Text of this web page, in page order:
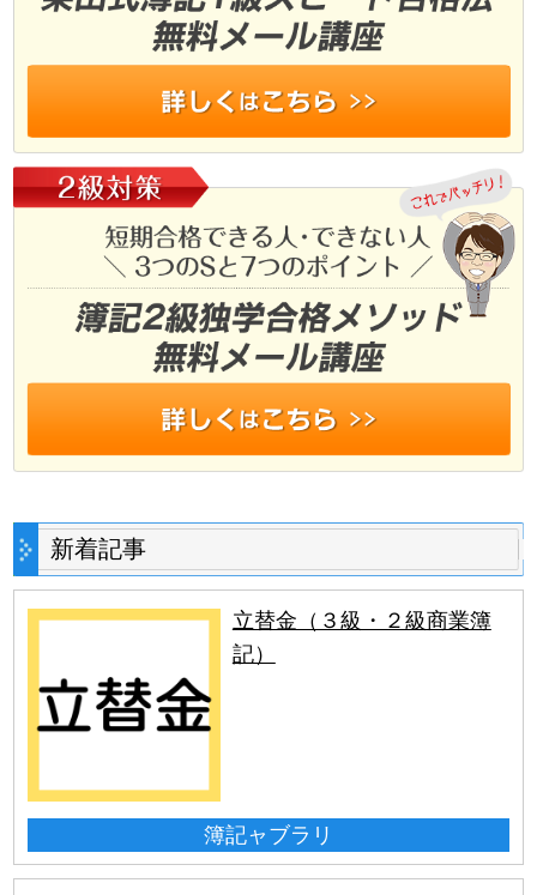
新着記事
立替金（３級・２級商業簿
記）
簿記ャブラリ